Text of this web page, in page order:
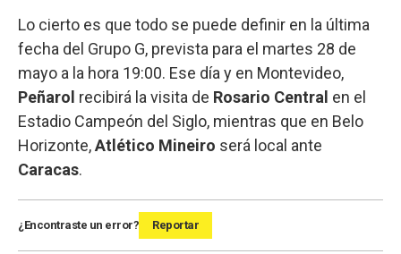
Lo cierto es que todo se puede definir en la última
fecha del Grupo G, prevista para el martes 28 de
mayo a la hora 19:00. Ese día y en Montevideo,
Peñarol recibirá la visita de Rosario Central en el
Estadio Campeón del Siglo, mientras que en Belo
Horizonte,Atlético Mineiro será local ante
Caracas.
¿Encontraste un error? Reportar